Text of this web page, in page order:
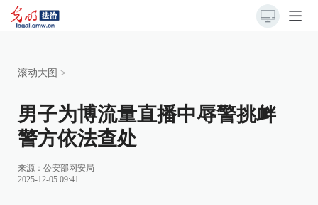
滚动大图 >
男子为博流量直播中辱警挑衅
警方依法查处
来源： 公安部网安局
2025-12-05 09:41